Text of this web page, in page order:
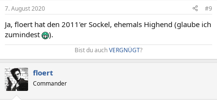
7. August 2020 #9
Ja, floert hat den 2011'er Sockel, ehemals Highend (glaube ich
zumindest
).
Bist du auchVERGNÜGT?​
floert
Commander